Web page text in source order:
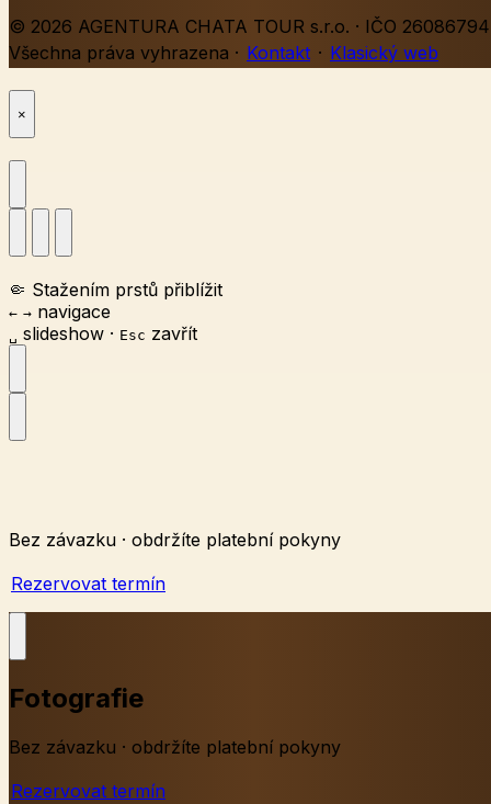
© 2026 AGENTURA CHATA TOUR s.r.o. · IČO 26086794
Všechna práva vyhrazena · Kontakt · Klasický web
×
🤏 Stažením prstů přiblížit
← → navigace
␣ slideshow · Esc zavřít
Bez závazku · obdržíte platební pokyny
Rezervovat termín
Fotografie
Bez závazku · obdržíte platební pokyny
Rezervovat termín